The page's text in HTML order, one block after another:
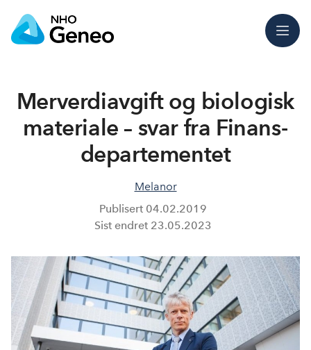
Meny
Mer­verdi­avgift og biologisk
materiale – svar fra Finans­
departementet
Melanor
Publisert 04.02.2019
Sist endret 23.05.2023